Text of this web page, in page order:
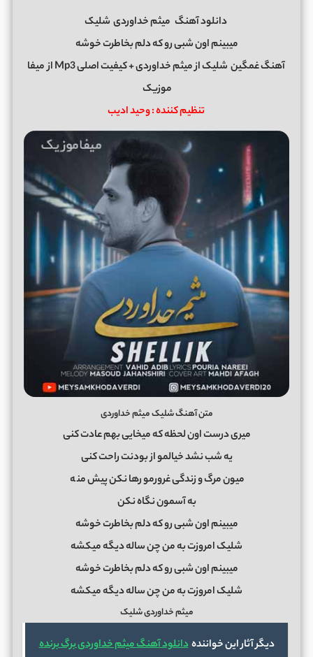
دانلود آهنگ میثم خداوردی شلیک
میبینم اون شبی رو که دلم بخاطرت خوشه
آهنگ غمگین شلیکازمیثم خداوردی+ کیفیت اصلی Mp3 از
میفا
موزیک
تنظیم کننده : وحید ادیب
متن آهنگ شلیک میثم خداوردی
میری درست اون لحظه که میخایی بهم عادت کنی
یه شب نشد خیالمو از بودنت راحت کنی
میون مرگ و زندگی غرورمو رها نکن پیش منه
به آسمون نگاه نکن
میبینم اون شبی رو که دلم بخاطرت خوشه
شلیک امروزت به من چن ساله دیگه میکشه
میبینم اون شبی رو که دلم بخاطرت خوشه
شلیک امروزت به من چن ساله دیگه میکشه
میثم خداوردی شلیک
دیگر آثار این خوانندهدانلود آهنگ میثم خداوردی برگ برنده